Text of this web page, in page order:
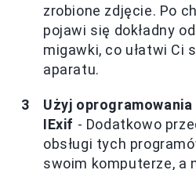
zrobione zdjęcie. Po
pojawi się dokładny
migawki, co ułatwi Ci
aparatu.
Użyj
IExif - Dodatkowo
obsługi tych
swoim komputerze, a